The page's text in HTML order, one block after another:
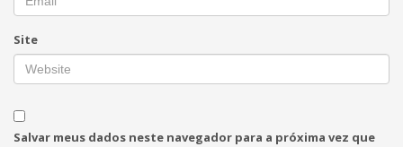
Site
Salvar meus dados neste navegador para a próxima vez que